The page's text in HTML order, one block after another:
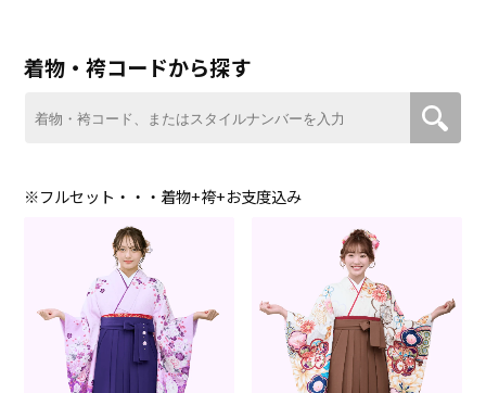
着物・袴コードから探す
※フルセット・・・着物+袴+お支度込み